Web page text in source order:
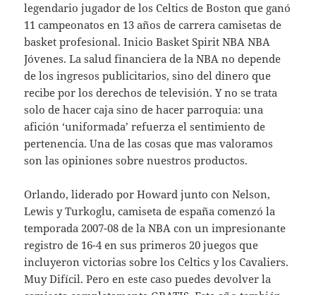
legendario jugador de los Celtics de Boston que ganó
11 campeonatos en 13 años de carrera camisetas de
basket profesional. Inicio Basket Spirit NBA NBA
Jóvenes. La salud financiera de la NBA no depende
de los ingresos publicitarios, sino del dinero que
recibe por los derechos de televisión. Y no se trata
solo de hacer caja sino de hacer parroquia: una
afición ‘uniformada’ refuerza el sentimiento de
pertenencia. Una de las cosas que mas valoramos
son las opiniones sobre nuestros productos.
Orlando, liderado por Howard junto con Nelson,
Lewis y Turkoglu, camiseta de españa comenzó la
temporada 2007-08 de la NBA con un impresionante
registro de 16-4 en sus primeros 20 juegos que
incluyeron victorias sobre los Celtics y los Cavaliers.
Muy Difícil. Pero en este caso puedes devolver la